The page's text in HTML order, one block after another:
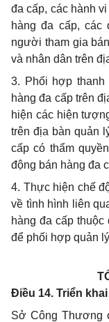
đa cấp, các hành
hàng đa cấp, các
người tham gia
và nhân dân trên
3. Phối hợp thanh
hàng đa cấp trên
hiện các hiện
trên địa bàn quản
cấp có thẩm
động bán hàng đa
4. Thực hiện chế
về tình hình liên
hàng đa cấp
để phối hợp quản
Điều 14. Triển
Sở Công Thương